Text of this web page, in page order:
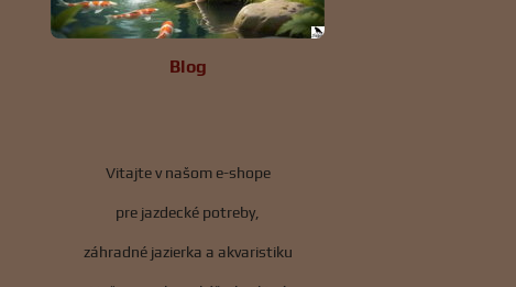
Blog
Vitajte v našom e-shope
pre jazdecké potreby,
záhradné jazierka a akvaristiku